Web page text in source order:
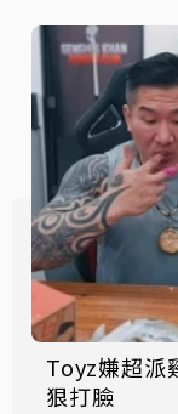
Toyz嫌超派雞排
狠打臉